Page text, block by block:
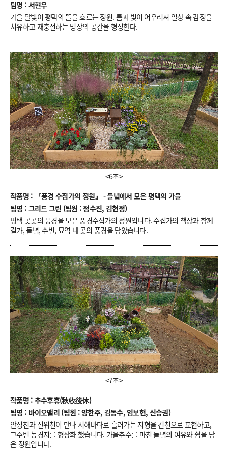
팀명 : 서현우
가을 달빛이 평택의 뜰을 흐르는 정원. 틈과 빛이 어우러져 일상 속 감정을
치유하고 재충전하는 명상의 공간을 형성한다.
<6조>
작품명 : 『풍경 수집가의 정원』 - 들녘에서 모은 평택의 가을
팀명 : 그리드 그린 (팀원 : 정수진, 김현정)
평택 곳곳의 풍경을 모은 풍경수집가의 정원입니다. 수집가의 책상과 함께
길가, 들녘, 수변, 묘역 네 곳의 풍경을 담았습니다.
<7조>
작품명 : 추수후휴(秋收後休)
팀명 : 바이오밸리 (팀원 : 양한주, 김동수, 임보현, 신승권)
안성천과 진위천이 만나 서해바다로 흘러가는 지형을 건천으로 표현하고,
그주변 농경지를 형상화 했습니다. 가을추수를 마친 들녘의 여유와 쉼을 담
은 정원입니다.